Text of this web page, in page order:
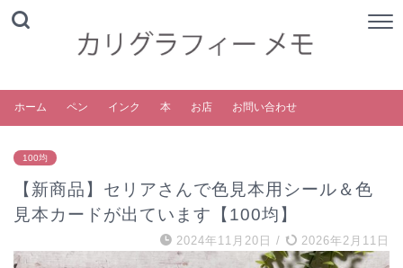
ホーム ペン インク 本 お店 お問い合わせ
100均
【新商品】セリアさんで色見本用シール＆色
見本カードが出ています【100均】
2024年11月20日 / 2026年2月11日